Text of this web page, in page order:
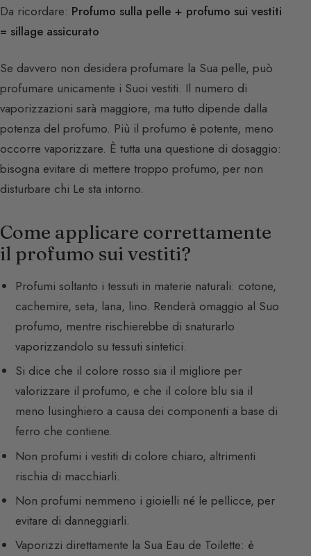
Da ricordare: Profumo sulla pelle + profumo sui vestiti
= sillage assicurato
Se davvero non desidera profumare la Sua pelle, può
profumare unicamente i Suoi vestiti. Il numero di
vaporizzazioni sarà maggiore, ma tutto dipende dalla
potenza del profumo. Più il profumo è potente, meno
occorre vaporizzare. È tutta una questione di dosaggio:
bisogna evitare di mettere troppo profumo, per non
disturbare chi Le sta intorno.
Come applicare correttamente
il profumo sui vestiti?
Profumi soltanto i tessuti in materie naturali: cotone,
cachemire, seta, lana, lino. Renderà omaggio al Suo
profumo, mentre rischierebbe di snaturarlo
vaporizzandolo su tessuti sintetici.
Si dice che il colore rosso sia il migliore per
valorizzare il profumo, e che il colore blu sia il
meno lusinghiero a causa dei componenti a base di
ferro che contiene.
Non profumi i vestiti di colore chiaro, altrimenti
rischia di macchiarli.
Non profumi nemmeno i gioielli né le pellicce, per
evitare di danneggiarli.
Vaporizzi direttamente la Sua Eau de Toilette: è